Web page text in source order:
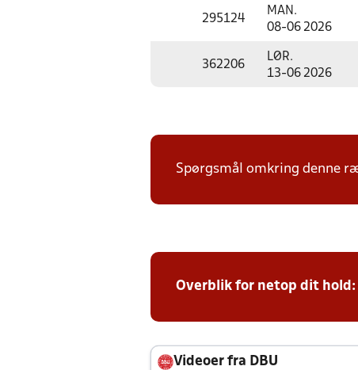
295124
MAN.
08-06 2026
362206
LØR.
13-06 2026
Spørgsmål omkring denne
Overblik for netop dit
Videoer fra DBU